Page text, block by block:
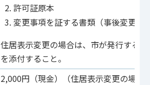
許可証原本
変更事項を証する書類（事後変更届
住居表示変更の場合は、市が発行する
を添付すること。
2,000円（現金）（住居表示変更の場合